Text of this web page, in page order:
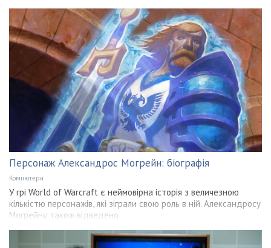
Персонаж Александрос Могрейн: біографія
Компютери
У грі World of Warcraft є неймовірна історія з величезною
кількістю персонажів, які зіграли свою роль в ній. Александросу
Могрейну також відведено